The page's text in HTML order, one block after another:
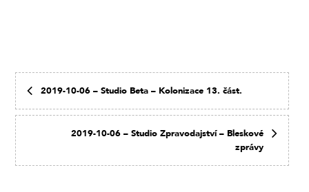
2019-10-06 – Studio Beta – Kolonizace 13. část.
2019-10-06 – Studio Zpravodajství – Bleskové
zprávy